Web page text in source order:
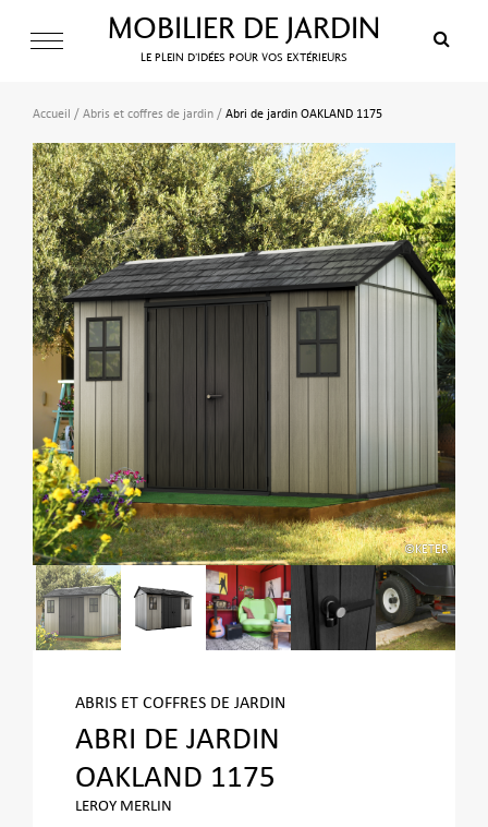
MOBILIER DE JARDIN
LE PLEIN D’IDÉES POUR VOS EXTÉRIEURS
Accueil /Abris et coffres de jardin/Abri de jardin OAKLAND 1175
©KETER
ABRIS ET COFFRES DE JARDIN
ABRI DE JARDIN
OAKLAND 1175
LEROY MERLIN